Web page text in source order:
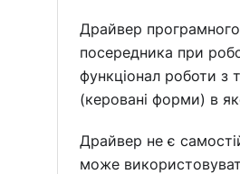
Драйвер
посередника при
функціонал роботи з
(керовані форми) в
Драйвер не є
може